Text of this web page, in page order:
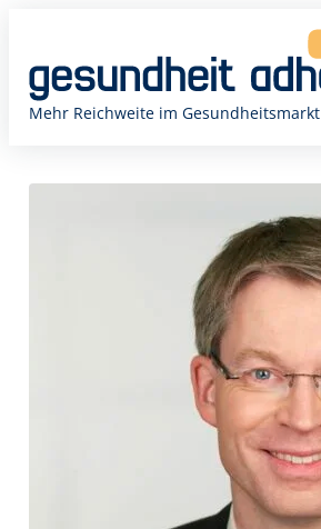
springen
Mehr Reichweite im Gesundheitsmarkt